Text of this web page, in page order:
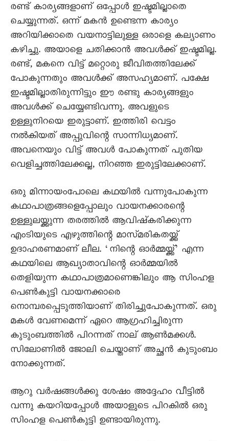
രണ്ട് കാര്യങ്ങളാണ് ഒപ്പോൾ ഇഷ്ടമില്ലാതെ
ചെയ്യുന്നത്. ഒന്ന് മകൻ ഉണ്ടെന്ന കാര്യം
അറിയിക്കാതെ വയനാട്ടിലുള്ള ഒരാളെ കല്യാണം
കഴിച്ചു. അയാളെ ചതിക്കാൻ അവൾക്ക് ഇഷ്ടമില്ല.
രണ്ട്, മകനെ വിട്ട് മറ്റൊരു ജീവിതത്തിലേക്ക്
പോകുന്നതും അവൾക്ക് അസഹ്യമാണ്. പക്ഷേ
ഇഷ്ടമില്ലാതിരുന്നിട്ടും ഈ രണ്ടു കാര്യങ്ങളും
അവൾക്ക് ചെയ്യേണ്ടിവന്നു. അവളുടെ
ഉള്ളുനിറയെ ഇരുട്ടാണ്. ഇത്തിരി വെട്ടം
നൽകിയത് അപ്പുവിന്റെ സാന്നിധ്യമാണ്.
അവനെയും വിട്ട് അവൾ പോകുന്നത് പുതിയ
വെളിച്ചത്തിലേക്കല്ല, നിറഞ്ഞ ഇരുട്ടിലേക്കാണ്.
ഒരു മിന്നായംപോലെ കഥയിൽ വന്നുപോകുന്ന
കഥാപാത്രങ്ങളെപ്പോലും വായനക്കാരന്റെ
ഉള്ളുലയ്ക്കുന്ന തരത്തിൽ ആവിഷ്കരിക്കുന്ന
എംടിയുടെ എഴുത്തിന്റെ മാസ്മരികതയ്ക്ക്
ഉദാഹരണമാണ് ലീല. ‘നിന്റെ ഓർമ്മയ്ക്ക്’ എന്ന
കഥയിലെ ആഖ്യാതാവിന്റെ ഓർമ്മയിൽ
തെളിയുന്ന കഥാപാത്രമാണെങ്കിലും ആ സിംഹള
പെൺകുട്ടി വായനക്കാരെ
നൊമ്പരപ്പെടുത്തിയാണ് തിരിച്ചുപോകുന്നത്. ഒരു
മകൾ വേണമെന്ന് ഏറെ ആഗ്രഹിച്ചിരുന്ന
കുടുംബത്തിൽ പിറന്നത് നാല് ആൺമക്കൾ.
സിലോണിൽ ജോലി ചെയ്താണ് അച്ഛൻ കുടുംബം
നോക്കുന്നത്.
ആറു വർഷങ്ങൾക്കു ശേഷം അദ്ദേഹം വീട്ടിൽ
വന്നു കയറിയപ്പോൾ അയാളുടെ പിറകിൽ ഒരു
സിംഹള പെൺകുട്ടി ഉണ്ടായിരുന്നു.